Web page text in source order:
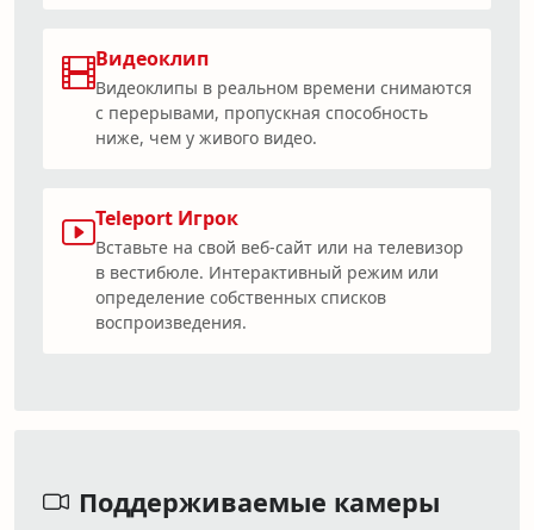
Видеоклип
Видеоклипы в реальном времени снимаются
с перерывами, пропускная способность
ниже, чем у живого видео.
Teleport Игрок
Вставьте на свой веб-сайт или на телевизор
в вестибюле. Интерактивный режим или
определение собственных списков
воспроизведения.
Поддерживаемые камеры